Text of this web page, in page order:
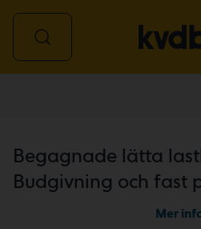
Begagnade lätta
Budgivning och fast
Mer